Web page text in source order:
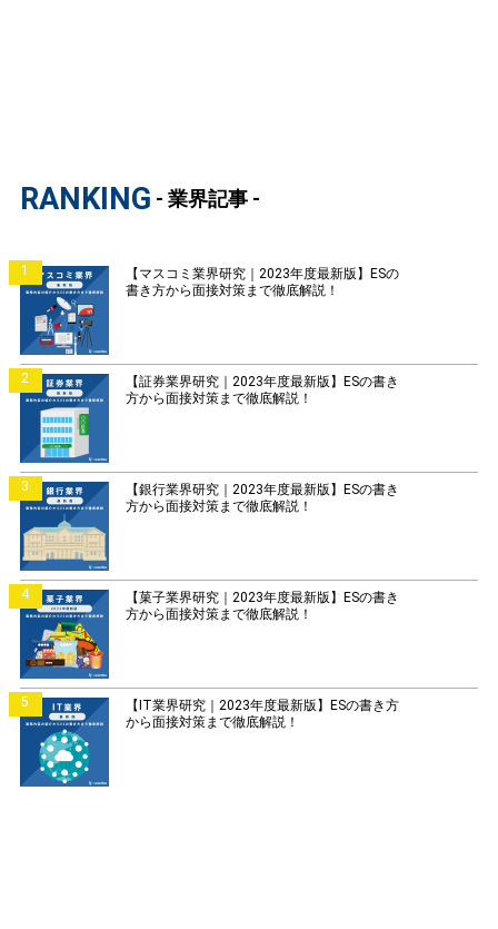
RANKING - 業界記事 -
1
【マスコミ業界研究｜2023年度最新版】ESの
書き方から面接対策まで徹底解説！
2
【証券業界研究｜2023年度最新版】ESの書き
方から面接対策まで徹底解説！
3
【銀行業界研究｜2023年度最新版】ESの書き
方から面接対策まで徹底解説！
4
【菓子業界研究｜2023年度最新版】ESの書き
方から面接対策まで徹底解説！
5
【IT業界研究｜2023年度最新版】ESの書き方
から面接対策まで徹底解説！